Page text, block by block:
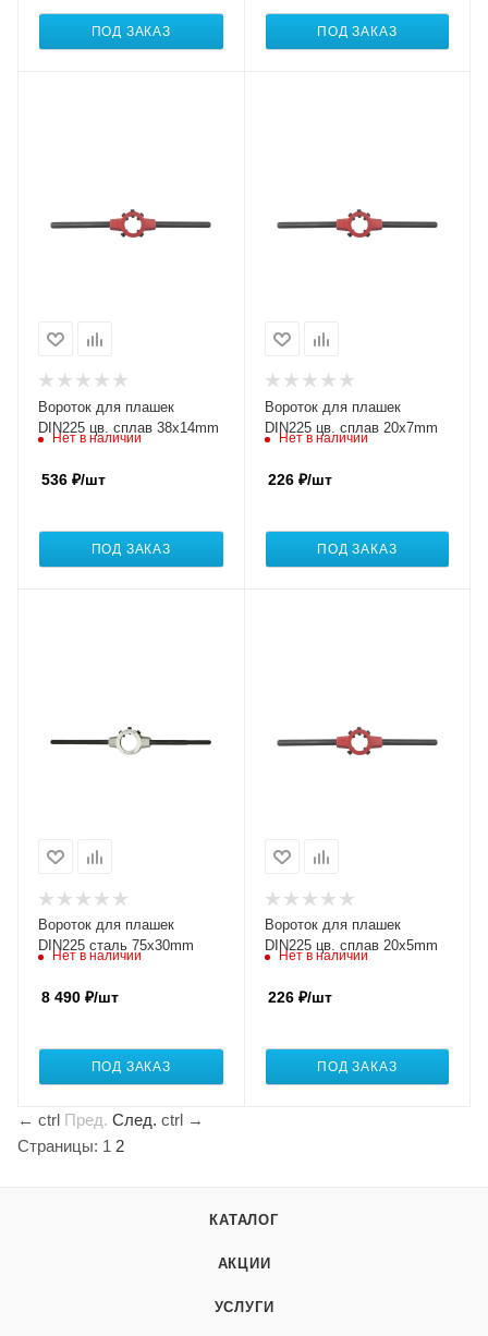
ПОД ЗАКАЗ ПОД ЗАКАЗ
Вороток для плашек
DIN225 цв. сплав 38x14mm
Нет в наличии
536 ₽/шт
ПОД ЗАКАЗ
Вороток для плашек
DIN225 цв. сплав 20x7mm
Нет в наличии
226₽/шт
ПОД ЗАКАЗ
Вороток для плашек
DIN225 сталь 75x30mm
Нет в наличии
8 490 ₽/шт
ПОД ЗАКАЗ
Вороток для плашек
DIN225 цв. сплав 20x5mm
Нет в наличии
226₽/шт
ПОД ЗАКАЗ
← ctrl Пред. След. ctrl →
Страницы: 1 2
КАТАЛОГ
АКЦИИ
УСЛУГИ